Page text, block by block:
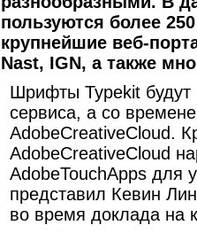
пользуются более
крупнейшие веб-
Nast, IGN, а также
Шрифты Typekit будут
сервиса, а со
AdobeCreativeCloud.
AdobeCreativeCloud
AdobeTouchApps для
представил Кевин
во время доклада на